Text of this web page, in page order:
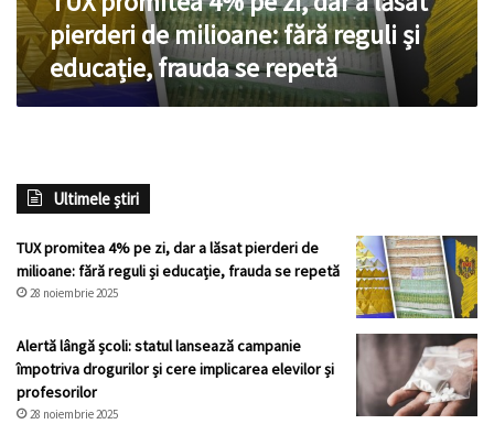
milioane:
fără
reguli
și
educație,
repetă
pierderi de milioane: fără reguli și
educație, frauda se repetă
Ultimele știri
TUX promitea 4% pe zi, dar a lăsat pierderi de
milioane: fără reguli și educație, frauda se repetă
28 noiembrie 2025
Alertă lângă școli: statul lansează campanie
împotriva drogurilor și cere implicarea elevilor și
profesorilor
28 noiembrie 2025